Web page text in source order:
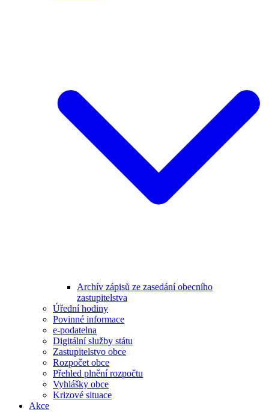
Archív zápisů ze zasedání obecního
zastupitelstva
Úřední hodiny
Povinné informace
e-podatelna
Digitální služby státu
Zastupitelstvo obce
Rozpočet obce
Přehled plnění rozpočtu
Vyhlášky obce
Krizové situace
Akce